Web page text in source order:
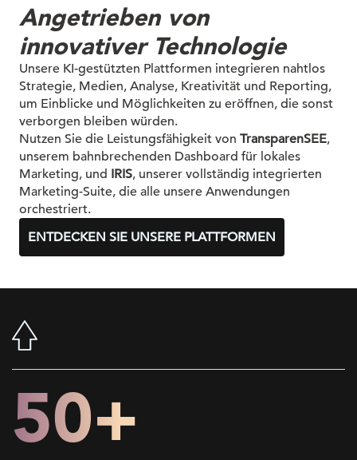
Angetrieben von
innovativer Technologie
Unsere KI-gestützten Plattformen integrieren nahtlos
Strategie, Medien, Analyse, Kreativität und Reporting,
um Einblicke und Möglichkeiten zu eröffnen, die sonst
verborgen bleiben würden.
Nutzen Sie die Leistungsfähigkeit von TransparenSEE,
unserem bahnbrechenden Dashboard für lokales
Marketing, und IRIS, unserer vollständig integrierten
Marketing-Suite, die alle unsere Anwendungen
orchestriert.
ENTDECKEN SIE UNSERE PLATTFORMEN
50+